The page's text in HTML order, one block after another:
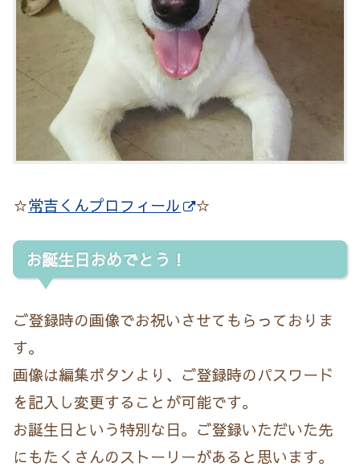
☆常吉くんプロフィール ☆
お誕生日おめでとう！
ご登録時の画像でお祝いさせてもらっておりま
す。
画像は編集ボタンより、ご登録時のパスワード
を記入し変更することが可能です。
お誕生日という特別な日。ご登録いただいた先
にもたくさんのストーリーがあると思います。